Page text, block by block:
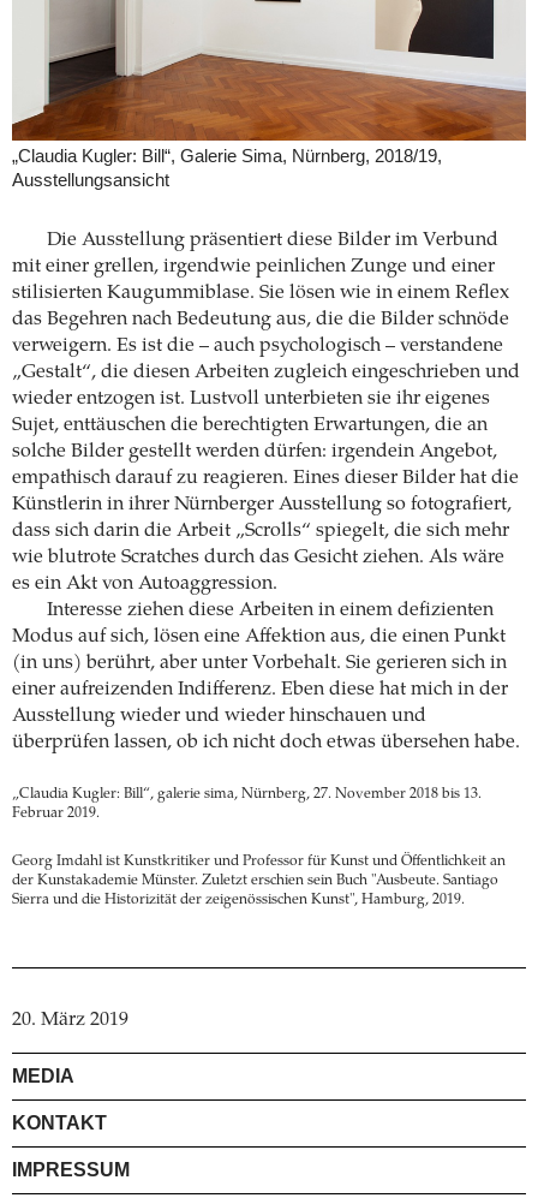
„Claudia Kugler: Bill“, Galerie Sima, Nürnberg, 2018/19,
Ausstellungsansicht
Die Ausstellung präsentiert diese Bilder im Verbund
mit einer grellen, irgendwie peinlichen Zunge und einer
stilisierten Kaugummiblase. Sie lösen wie in einem Reflex
das Begehren nach Bedeutung aus, die die Bilder schnöde
verweigern. Es ist die – auch psychologisch – verstandene
„Gestalt“, die diesen Arbeiten zugleich eingeschrieben und
wieder entzogen ist. Lustvoll unterbieten sie ihr eigenes
Sujet, enttäuschen die berechtigten Erwartungen, die an
solche Bilder gestellt werden dürfen: irgendein Angebot,
empathisch darauf zu reagieren. Eines dieser Bilder hat die
Künstlerin in ihrer Nürnberger Ausstellung so fotografiert,
dass sich darin die Arbeit „Scrolls“ spiegelt, die sich mehr
wie blutrote Scratches durch das Gesicht ziehen. Als wäre
es ein Akt von Autoaggression.
Interesse ziehen diese Arbeiten in einem defizienten
Modus auf sich, lösen eine Affektion aus, die einen Punkt
(in uns) berührt, aber unter Vorbehalt. Sie gerieren sich in
einer aufreizenden Indifferenz. Eben diese hat mich in der
Ausstellung wieder und wieder hinschauen und
überprüfen lassen, ob ich nicht doch etwas übersehen habe.
„Claudia Kugler: Bill“, galerie sima, Nürnberg, 27. November 2018 bis 13.
Februar 2019.
Georg Imdahl ist Kunstkritiker und Professor für Kunst und Öffentlichkeit an
der Kunstakademie Münster. Zuletzt erschien sein Buch "Ausbeute. Santiago
Sierra und die Historizität der zeigenössischen Kunst", Hamburg, 2019.
20. März 2019
MEDIA
KONTAKT
IMPRESSUM